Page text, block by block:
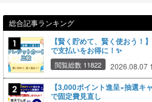
総合記事ランキング
【賢く貯めて、賢く使おう！
で支払いをお得に！✨
閲覧総数 11822 2026.08.07
【3,000ポイント進呈×抽選キ
で固定費見直し